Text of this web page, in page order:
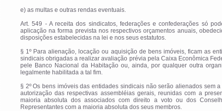
e) as multas e outras rendas eventuais.
Art. 549 - A receita dos sindicatos, federações e confederações só
aplicação na forma prevista nos respectivos orçamentos anuais,
disposições estabelecidas na lei e nos seus estatutos.
§ 1º Para alienação, locação ou aquisição de bens imóveis, ficam as
sindicais obrigadas a realizar avaliação prévia pela Caixa Econômica
pele Banco Nacional da Habitação ou, ainda, por qualquer outra
legalmente habilitada a tal fim.
§ 2º Os bens imóveis das entidades sindicais não serão alienados sem
autorização das respectivas assembléias gerais, reunidas com a
maioria absoluta dos associados com direito a voto ou dos
Representantes com a maioria absoluta dos seus membros.